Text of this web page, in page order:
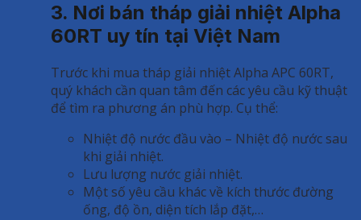
3. Nơi bán tháp giải nhiệt Alpha
60RT uy tín tại Việt Nam
Trước khi mua tháp giải nhiệt Alpha APC 60RT,
quý khách cần quan tâm đến các yêu cầu kỹ thuật
để tìm ra phương án phù hợp. Cụ thể:
Nhiệt độ nước đầu vào – Nhiệt độ nước sau
khi giải nhiệt.
Lưu lượng nước giải nhiệt.
Một số yêu cầu khác về kích thước đường
ống, độ ồn, diện tích lắp đặt,…